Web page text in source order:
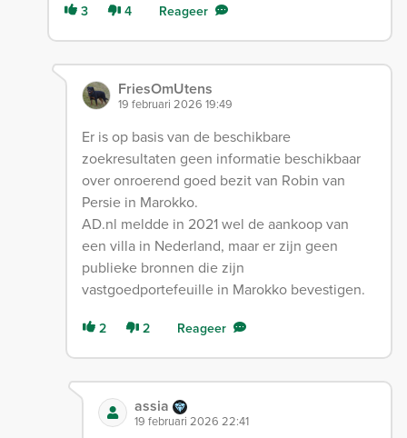
3 4 Reageer
FriesOmUtens
19 februari 2026 19:49
Er is op basis van de beschikbare
zoekresultaten geen informatie beschikbaar
over onroerend goed bezit van Robin van
Persie in Marokko.
AD.nl meldde in 2021 wel de aankoop van
een villa in Nederland, maar er zijn geen
publieke bronnen die zijn
vastgoedportefeuille in Marokko bevestigen.
2 2 Reageer
assia
19 februari 2026 22:41